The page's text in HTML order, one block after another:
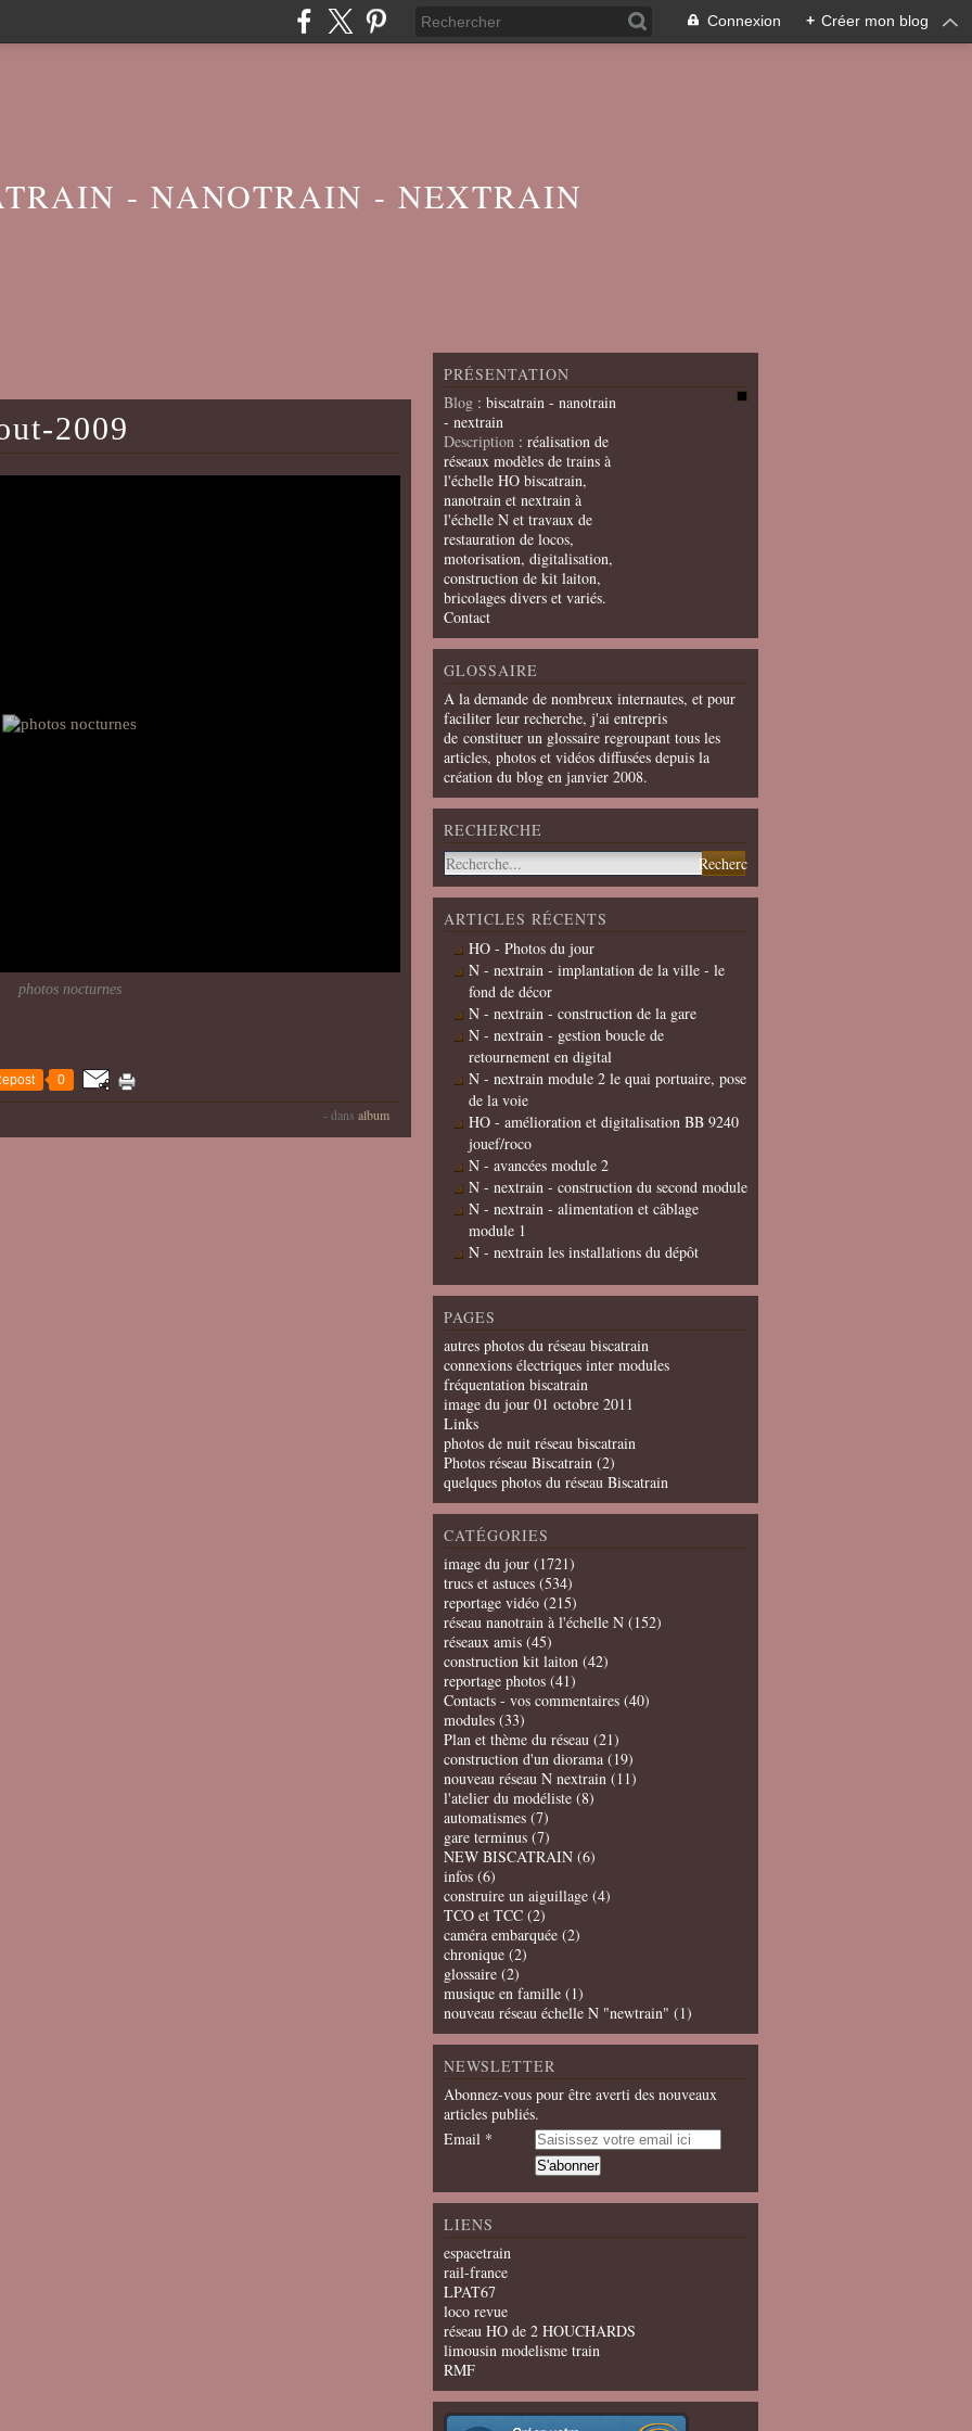
Connexion + Créer mon blog
- NANOTRAIN - NEXTRAIN
2009
photos nocturnes
0
- dans album
PRÉSENTATION
Blog : biscatrain - nanotrain
- nextrain
Description : réalisation de
réseaux modèles de trains à
l'échelle HO biscatrain,
nanotrain et nextrain à
l'échelle N et travaux de
restauration de locos,
motorisation, digitalisation,
construction de kit laiton,
bricolages divers et variés.
Contact
GLOSSAIRE
A la demande de nombreux internautes, et pour
faciliter leur recherche, j'ai entrepris
de constituer un glossaire regroupant tous les
articles, photos et vidéos diffusées depuis la
création du blog en janvier 2008.
RECHERCHE
ARTICLES RÉCENTS
HO - Photos du jour
N - nextrain - implantation de la ville - le
fond de décor
N - nextrain - construction de la gare
N - nextrain - gestion boucle de
retournement en digital
N - nextrain module 2 le quai portuaire, pose
de la voie
HO - amélioration et digitalisation BB 9240
jouef/roco
N - avancées module 2
N - nextrain - construction du second module
N - nextrain - alimentation et câblage
module 1
N - nextrain les installations du dépôt
PAGES
autres photos du réseau biscatrain
connexions électriques inter modules
fréquentation biscatrain
image du jour 01 octobre 2011
Links
photos de nuit réseau biscatrain
Photos réseau Biscatrain (2)
quelques photos du réseau Biscatrain
CATÉGORIES
image du jour (1721)
trucs et astuces (534)
reportage vidéo (215)
réseau nanotrain à l'échelle N (152)
réseaux amis (45)
construction kit laiton (42)
reportage photos (41)
Contacts - vos commentaires (40)
modules (33)
Plan et thème du réseau (21)
construction d'un diorama (19)
nouveau réseau N nextrain (11)
l'atelier du modéliste (8)
automatismes (7)
gare terminus (7)
NEW BISCATRAIN (6)
infos (6)
construire un aiguillage (4)
TCO et TCC (2)
caméra embarquée (2)
chronique (2)
glossaire (2)
musique en famille (1)
nouveau réseau échelle N "newtrain" (1)
NEWSLETTER
Abonnez-vous pour être averti des nouveaux
articles publiés.
Email
LIENS
espacetrain
rail-france
LPAT67
loco revue
réseau HO de 2 HOUCHARDS
limousin modelisme train
RMF